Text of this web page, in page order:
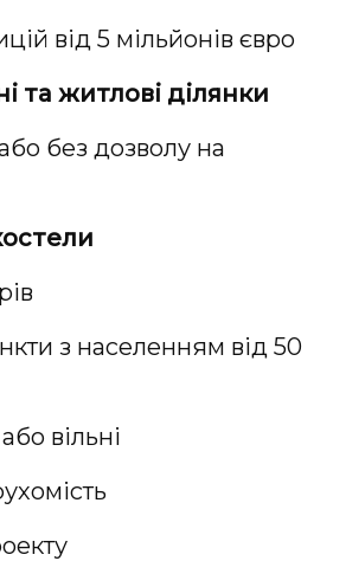
від 5 мільйонів євро
та житлові ділянки
без дозволу на
з населенням від 50
вільні